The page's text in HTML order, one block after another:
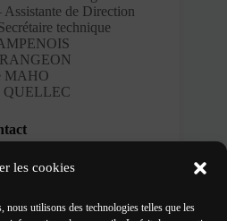
les cookies
nous utilisons des technologies telles que les
de Direction
technique
MAHO
QUELLEC
de la Perrière
Lorient
compere.fr